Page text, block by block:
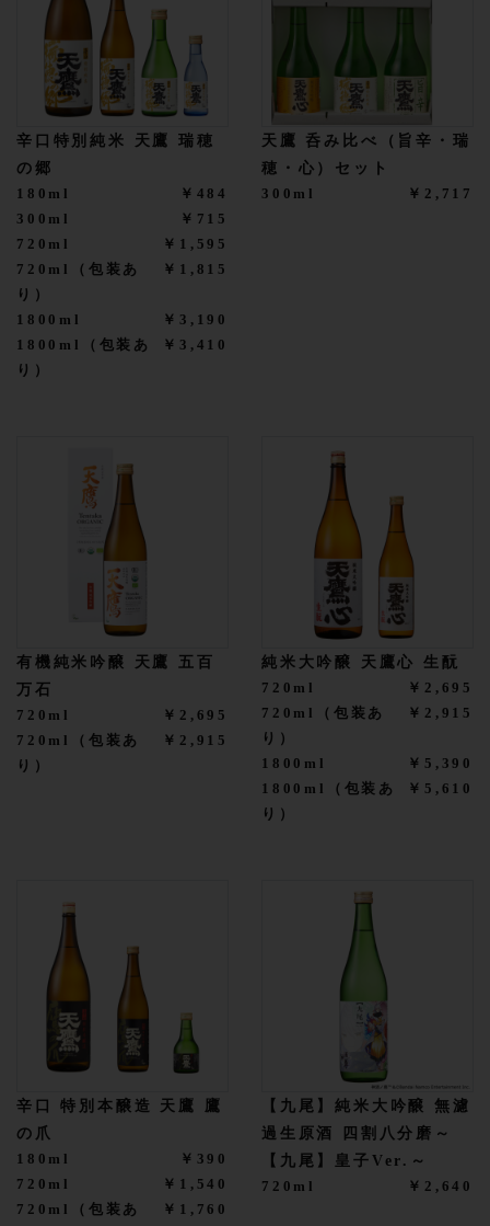
辛口特別純米 天鷹 瑞穂
の郷
180ml
￥484
300ml
￥715
720ml
￥1,595
720ml（包装あ
り）
￥1,815
1800ml
￥3,190
1800ml（包装あ
り）
￥3,410
天鷹 呑み比べ（旨辛・瑞
穂・心）セット
300ml ￥2,717
有機純米吟醸 天鷹 五百
万石
720ml
￥2,695
720ml（包装あ
り）
￥2,915
純米大吟醸 天鷹心 生酛
720ml
￥2,695
720ml（包装あ
り）
￥2,915
1800ml
￥5,390
1800ml（包装あ
り）
￥5,610
辛口 特別本醸造 天鷹 鷹
の爪
180ml
￥390
720ml
￥1,540
720ml（包装あ
￥1,760
【九尾】純米大吟醸 無濾
過生原酒 四割八分磨～
【九尾】皇子Ver.～
720ml ￥2,640